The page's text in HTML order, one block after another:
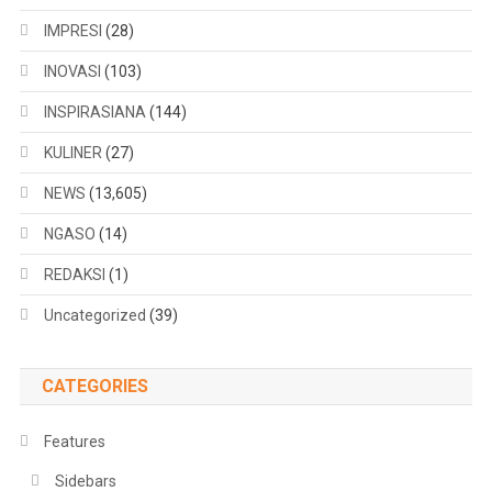
IMPRESI (28)
INOVASI (103)
INSPIRASIANA (144)
KULINER (27)
NEWS (13,605)
NGASO (14)
REDAKSI (1)
Uncategorized (39)
CATEGORIES
Features
Sidebars